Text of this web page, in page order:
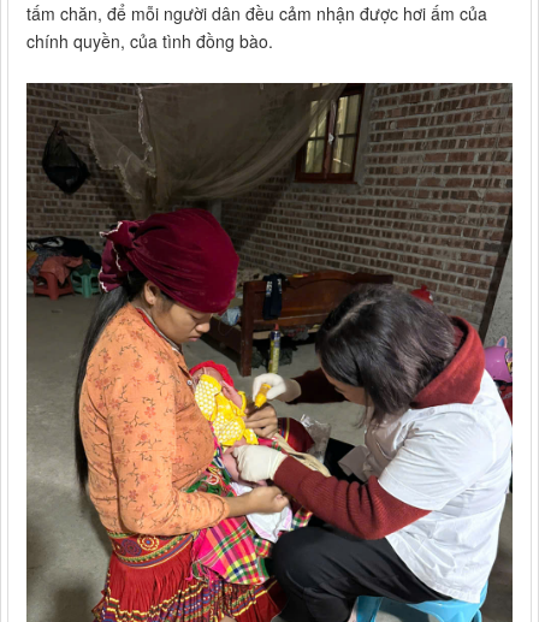
tấm chăn, để mỗi người dân đều cảm nhận được hơi ấm của
chính quyền, của tình đồng bào.